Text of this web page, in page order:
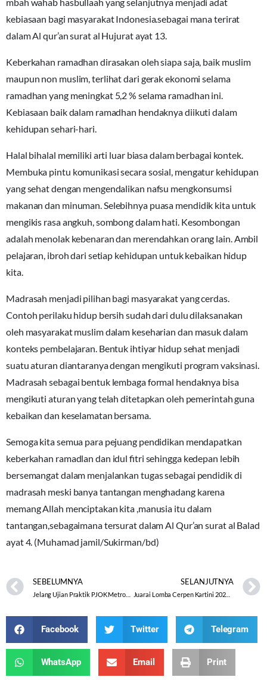
kebiasaan bagi masyarakat Indonesia.sebagai mana terirat
dalam Al qur’an surat al Hujurat ayat 13.
Keberkahan ramadhan dirasakan oleh siapa saja, baik muslim
maupun non muslim, terlihat dari gerak ekonomi selama
ramadhan yang meningkat 5,2 % selama ramadhan ini.
Kebiasaan baik dalam ramadhan hendaknya diikuti dalam
kehidupan sehari-hari.
Halal bihalal memiliki arti luar biasa dalam berbagai kontek.
Membuka pintu komunikasi secara sosial, mengatur kehidupan
yang sehat dengan mengendalikan nafsu mengkonsumsi
makanan dan minuman. Selebihnya puasa mendidik kita untuk
mengikis rasa angkuh, sombong dalam hati. Kesombongan
adalah menolak kebenaran dan merendahkan orang lain. Ambil
pelajaran, ibroh dari setiap kehidupan untuk kebaikan hidup
kita.
Madrasah menjadi pilihan bagi masyarakat yang cerdas.
Contoh perilaku hidup bersih sudah dari dulu dilaksanakan
oleh masyarakat muslim dalam keseharian dan masuk dalam
konteks pembelajaran. Bentuk ihtiyar hidup sehat menjadi
suatu aturan diantaranya dengan mengikuti program vaksinasi.
Madrasah sebagai bentuk lembaga formal hendaknya bisa
mengikuti aturan yang telah ditetapkan oleh pemerintah guna
kebaikan dan keselamatan bersama.
Semoga kita semua para pejuang pendidikan mendapatkan
keberkahan ramadlan dan idul fitri sehingga kedepan lebih
bersemangat dalam menjalankan tugas sebagai pendidik di
madrasah meski banya tantangan menghadang karena
memang Allah menciptakan kita ,manusia itu dalam
tantangan,sebagaimana tersurat dalam Al Qur’an surat al Balad
ayat 4. (Muhamad jamil/Sukirman/bd)
SEBELUMNYA
Jelang Ujian Praktik PJOK Metrobara Berbenah
SELANJUTNYA
Juarai Lomba Cerpen Kartini 2022, Firza Sujud Syukur
Facebook Twitter Telegram
WhatsApp Email Print